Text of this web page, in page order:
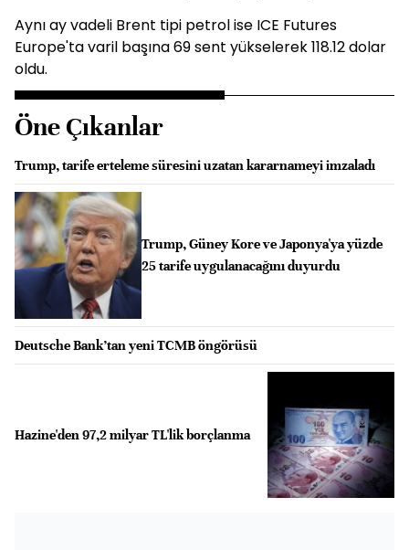
Aynı ay vadeli Brent tipi petrol ise ICE Futures
Europe'ta varil başına 69 sent yükselerek 118.12 dolar
oldu.
Öne Çıkanlar
Trump, tarife erteleme süresini uzatan kararnameyi imzaladı
Trump, Güney Kore ve Japonya'ya yüzde
25 tarife uygulanacağını duyurdu
Deutsche Bank’tan yeni TCMB öngörüsü
Hazine'den 97,2 milyar TL'lik borçlanma